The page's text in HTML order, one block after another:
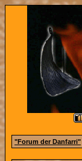
"Forum der Danfarri"